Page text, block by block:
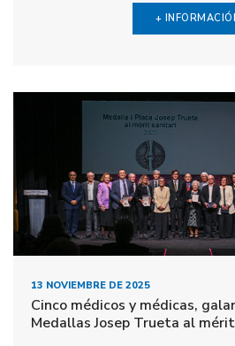
+
13 NOVIEMBRE DE 2025
Cinco médicos y médicas,
Medallas Josep Trueta al